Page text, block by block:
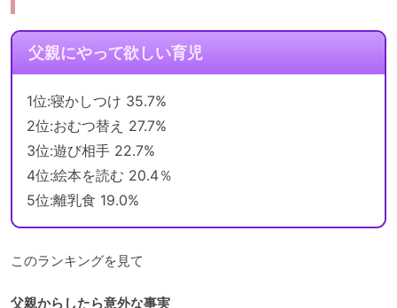
父親にやって欲しい育児
1位:寝かしつけ 35.7%
2位:おむつ替え 27.7%
3位:遊び相手 22.7%
4位:絵本を読む 20.4％
5位:離乳食 19.0%
このランキングを見て
父親からしたら意外な事実